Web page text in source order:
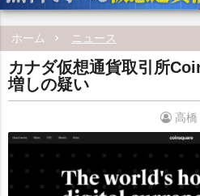
ホーム ニュース
カナダ仮想通貨取引所
増しの疑い
高